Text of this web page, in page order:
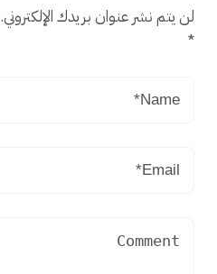
لن يتم نشر عنوان بريدك الإلكتروني.
*